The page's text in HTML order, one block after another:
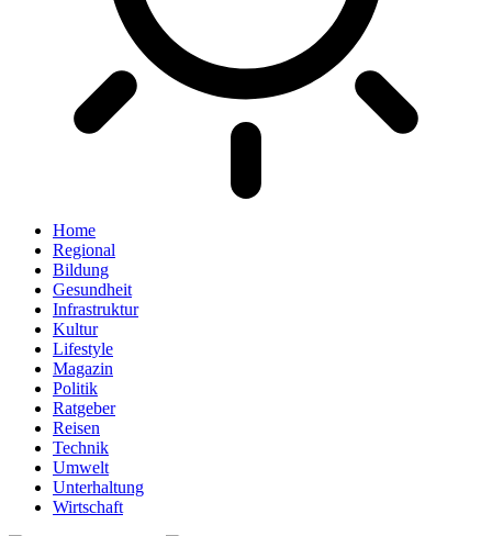
Home
Regional
Bildung
Gesundheit
Infrastruktur
Kultur
Lifestyle
Magazin
Politik
Ratgeber
Reisen
Technik
Umwelt
Unterhaltung
Wirtschaft